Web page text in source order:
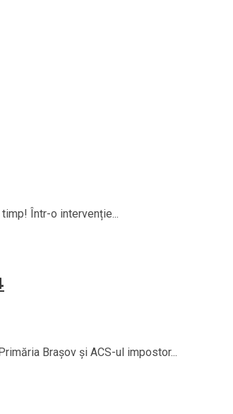
Într-o intervenție...
Brașov și ACS-ul impostor...